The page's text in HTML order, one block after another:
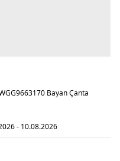
Bayan Çanta
- 10.08.2026